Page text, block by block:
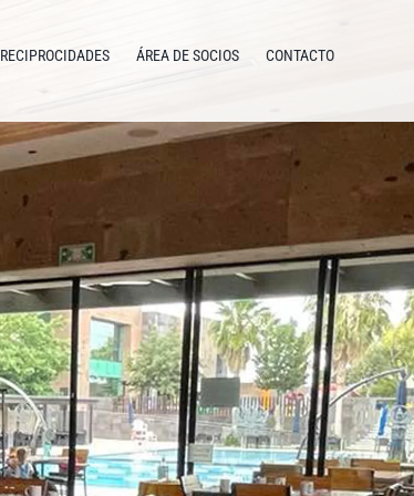
RECIPROCIDADES ÁREA DE SOCIOS CONTACTO